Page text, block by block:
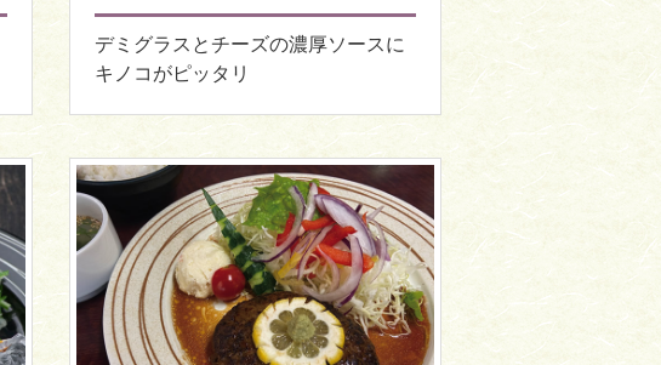
デミグラスとチーズの濃厚ソースに
キノコがピッタリ